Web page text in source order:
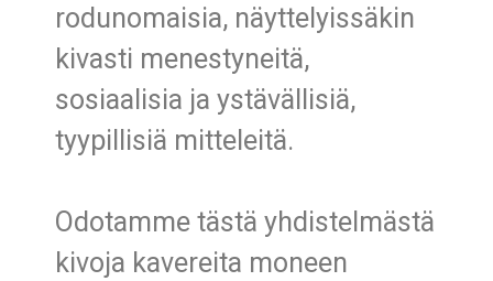
rodunomaisia, näyttelyissäkin
kivasti menestyneitä,
sosiaalisia ja ystävällisiä,
tyypillisiä mitteleitä.
Odotamme tästä yhdistelmästä
kivoja kavereita moneen